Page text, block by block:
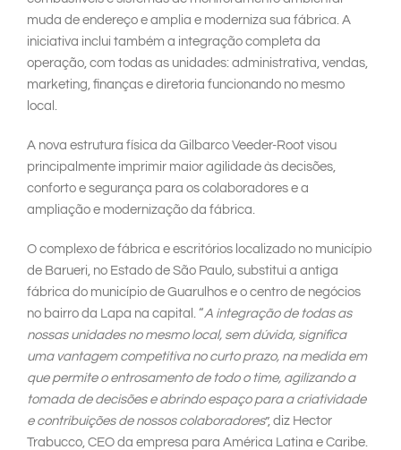
muda de endereço e amplia e moderniza sua fábrica. A
iniciativa inclui também a integração completa da
operação, com todas as unidades: administrativa, vendas,
marketing, finanças e diretoria funcionando no mesmo
local.
A nova estrutura física da Gilbarco Veeder-Root visou
principalmente imprimir maior agilidade às decisões,
conforto e segurança para os colaboradores e a
ampliação e modernização da fábrica.
O complexo de fábrica e escritórios localizado no município
de Barueri, no Estado de São Paulo, substitui a antiga
fábrica do município de Guarulhos e o centro de negócios
no bairro da Lapa na capital. “A integração de todas as
nossas unidades no mesmo local, sem dúvida, significa
uma vantagem competitiva no curto prazo, na medida em
que permite o entrosamento de todo o time, agilizando a
tomada de decisões e abrindo espaço para a criatividade
e contribuições de nossos colaboradores”, diz Hector
Trabucco, CEO da empresa para América Latina e Caribe.